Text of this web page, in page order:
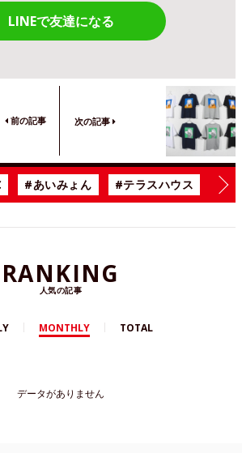
LINEで友達になる
前の記事 次の記事
#あいみょん #テラスハウス #漫
RANKING
人気の記事
MONTHLY TOTAL
データがありません